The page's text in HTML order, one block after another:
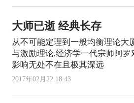
大师已逝 经典长存
从不可能定理到一般均衡理论大
与激励理论,经济学一代宗师阿
影响无处不在且极其深远
2017年02月22 18:43